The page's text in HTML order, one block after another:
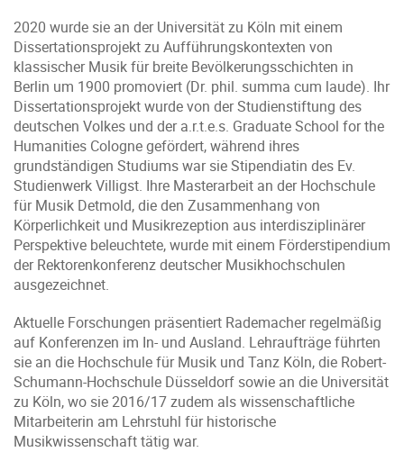
2020 wurde sie an der Universität zu Köln mit einem
Dissertationsprojekt zu Aufführungskontexten von
klassischer Musik für breite Bevölkerungsschichten in
Berlin um 1900 promoviert (Dr. phil. summa cum laude). Ihr
Dissertationsprojekt wurde von der Studienstiftung des
deutschen Volkes und der a.r.t.e.s. Graduate School for the
Humanities Cologne gefördert, während ihres
grundständigen Studiums war sie Stipendiatin des Ev.
Studienwerk Villigst. Ihre Masterarbeit an der Hochschule
für Musik Detmold, die den Zusammenhang von
Körperlichkeit und Musikrezeption aus interdisziplinärer
Perspektive beleuchtete, wurde mit einem Förderstipendium
der Rektorenkonferenz deutscher Musikhochschulen
ausgezeichnet.
Aktuelle Forschungen präsentiert Rademacher regelmäßig
auf Konferenzen im In- und Ausland. Lehraufträge führten
sie an die Hochschule für Musik und Tanz Köln, die Robert-
Schumann-Hochschule Düsseldorf sowie an die Universität
zu Köln, wo sie 2016/17 zudem als wissenschaftliche
Mitarbeiterin am Lehrstuhl für historische
Musikwissenschaft tätig war.